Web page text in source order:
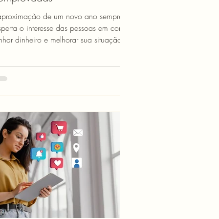
de um novo ano sempre
o interesse das pessoas em como
e melhorar sua situação
2026 oferece oportunidades
Segundo dados do Google
as buscas por "como ganhar
aumentaram 52% nos primeiros
de janeiro, demonstrando que milhões
estão det